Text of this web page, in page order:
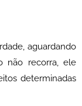
aguardando
não recorra, ele
determinadas